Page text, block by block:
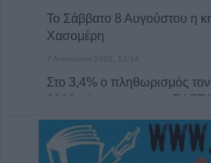
Το Σάββατο 8 Αυγούστου η
Χασομέρη
7 Αυγούστου 2026, 13:14
Στο 3,4% ο πληθωρισμός τον
2026 σύμφωνα με την
7 Αυγούστου 2026, 13:03
Μαγνησία: Χωρίς τις